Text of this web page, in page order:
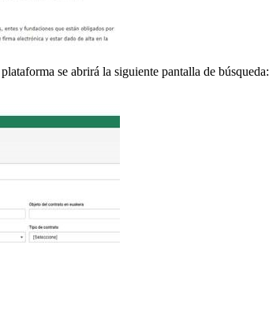
se abrirá la siguiente pantalla de búsqueda: